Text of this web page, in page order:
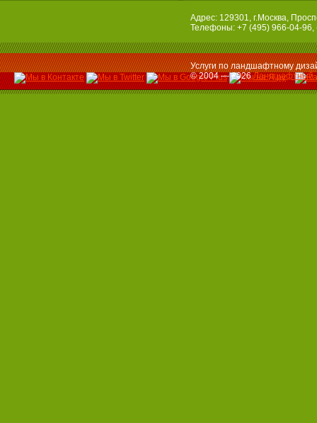
Адрес: 129301, г.Москва,
Телефоны: +7 (495) 966-04-96,
Услуги по ландшафтному
© 2004 — 2026Ландшафтный